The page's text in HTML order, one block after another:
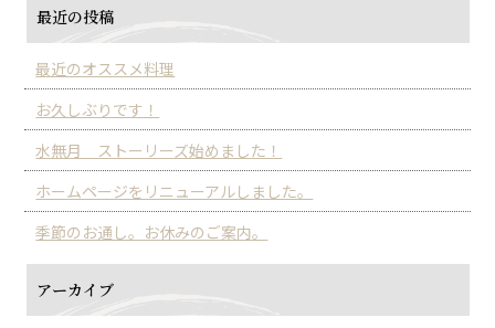
最近の投稿
最近のオススメ料理
お久しぶりです！
水無月 ストーリーズ始めました！
ホームページをリニューアルしました。
季節のお通し。お休みのご案内。
アーカイブ